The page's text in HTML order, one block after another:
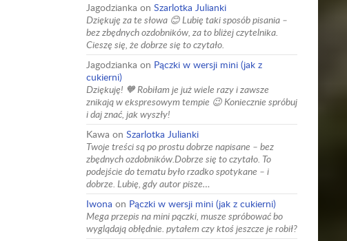
Jagodzianka on Szarlotka Julianki
Dziękuję za te słowa 😊 Lubię taki sposób pisania –
bez zbędnych ozdobników, za to bliżej czytelnika.
Cieszę się, że dobrze się to czytało.
Jagodzianka on Pączki w wersji mini (jak z
cukierni)
Dziękuję! 🧡 Robiłam je już wiele razy i zawsze
znikają w ekspresowym tempie 😉 Koniecznie spróbuj
i daj znać, jak wyszły!
Kawa on Szarlotka Julianki
Twoje treści są po prostu dobrze napisane – bez
zbędnych ozdobników.Dobrze się to czytało. To
podejście do tematu było rzadko spotykane – i
dobrze. Lubię, gdy autor pisze…
Iwona on Pączki w wersji mini (jak z cukierni)
Mega przepis na mini pączki, musze spróbować bo
wyglądają obłędnie. pytałem czy ktoś jeszcze je robił?